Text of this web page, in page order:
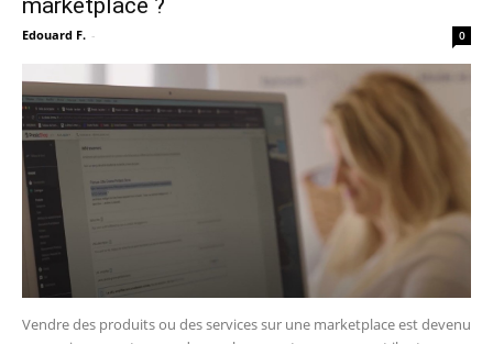
marketplace ?
Edouard F. - 0
Vendre des produits ou des services sur une marketplace est devenu